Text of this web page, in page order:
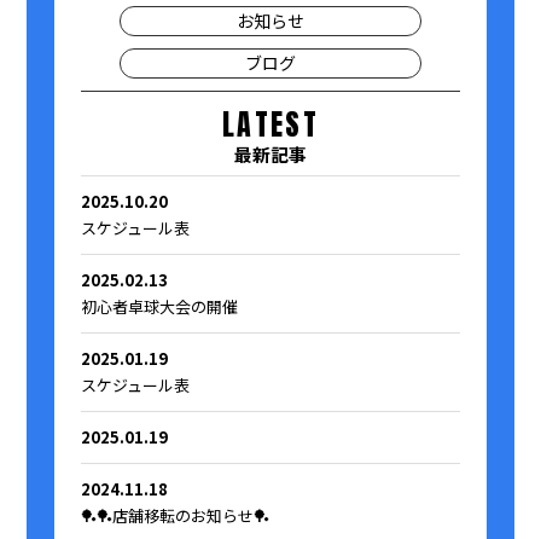
お知らせ
ブログ
LATEST
最新記事
2025.10.20
スケジュール表
2025.02.13
初心者卓球大会の開催
2025.01.19
スケジュール表
2025.01.19
2024.11.18
🏓🏓店舗移転のお知らせ🏓